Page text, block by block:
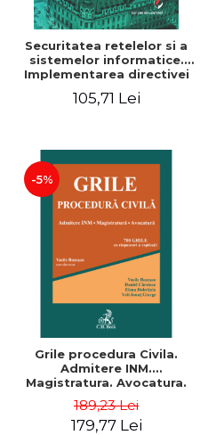
Securitatea retelelor si a
sistemelor informatice.
Implementarea directivei
Marius Dumitrescu, Daniela
105,71 Lei
-5%
Grile procedura Civila.
Admitere INM.
Magistratura. Avocatura.
explicatii - Ed. coord. de:
Vasile Bozesan Autor:
189,23 Lei
179,77 Lei